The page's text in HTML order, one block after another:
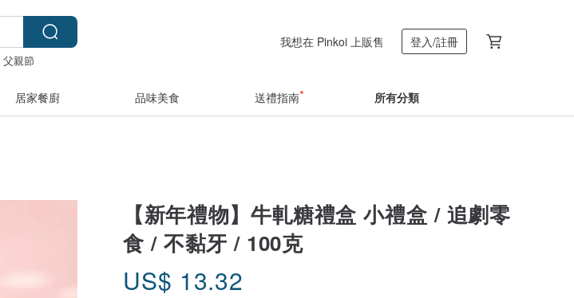
父親節
我想在 Pinkoi 上販售 登入/註冊
居家餐廚 品味美食 送禮指南 所有分類
【新年禮物】牛軋糖禮盒 小禮盒 / 追劇零
食 / 不黏牙 / 100克
US$ 13.32